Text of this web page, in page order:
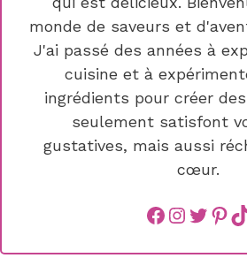
monde de saveurs et
J'ai passé des années à
cuisine et à
ingrédients pour créer
seulement satisfont
gustatives, mais aussi
cœur.
Facebook